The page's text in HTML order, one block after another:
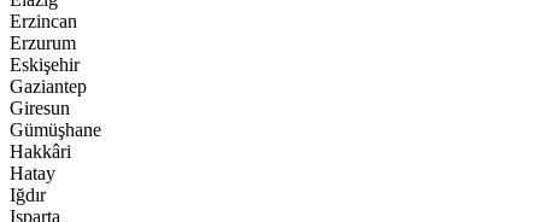
Erzincan
Erzurum
Eskişehir
Gaziantep
Giresun
Gümüşhane
Hakkâri
Hatay
Iğdır
Isparta